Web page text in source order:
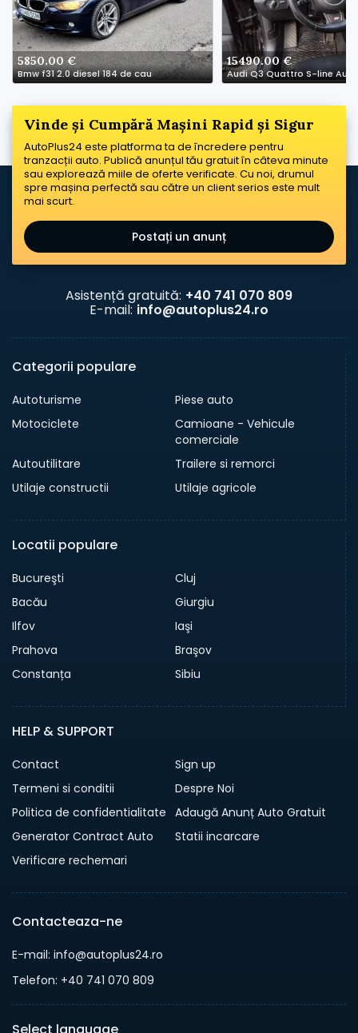
5850.00 €
Bmw f31 2.0 diesel 184 de cau
15490.00 €
Audi Q3 Quattro S-line
Vinde și Cumpără Mașini Rapid și Sigur
AutoPlus24 este platforma ta de încredere pentru
tranzacții auto. Publică anunțul tău gratuit în câteva minute
sau explorează miile de oferte verificate. Cu noi, drumul
spre mașina perfectă sau către un client serios este mult
mai scurt.
Postați un anunț
Asistență gratuită: +40 741 070 809
E-mail: info@autoplus24.ro
Categorii populare
Autoturisme
Piese auto
Motociclete
Camioane - Vehicule
comerciale
Autoutilitare
Trailere si remorci
Utilaje constructii
Utilaje agricole
Locatii populare
Bucureşti
Cluj
Bacău
Giurgiu
Ilfov
Iaşi
Prahova
Braşov
Constanța
Sibiu
HELP & SUPPORT
Contact
Sign up
Termeni si conditii
Despre Noi
Politica de confidentialitate Adaugă Anunț Auto Gratuit
Generator Contract Auto
Statii incarcare
Verificare rechemari
Contacteaza-ne
E-mail: info@autoplus24.ro
Telefon: +40 741 070 809